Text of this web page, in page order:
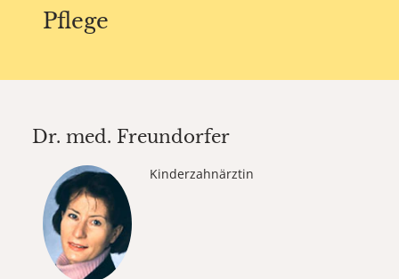
Pflege
Dr. med. Freundorfer
Kinderzahnärztin